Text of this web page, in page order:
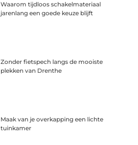
Waarom tijdloos schakelmateriaal
jarenlang een goede keuze blijft
Zonder fietspech langs de mooiste
plekken van Drenthe
Maak van je overkapping een lichte
tuinkamer